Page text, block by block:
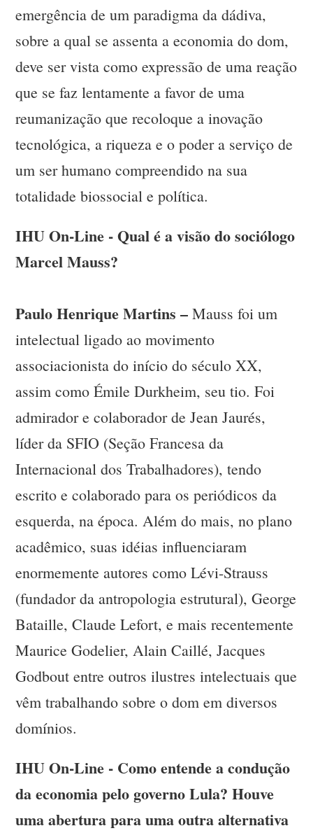
emergência de um paradigma da dádiva,
sobre a qual se assenta a economia do dom,
deve ser vista como expressão de uma reação
que se faz lentamente a favor de uma
reumanização que recoloque a inovação
tecnológica, a riqueza e o poder a serviço de
um ser humano compreendido na sua
totalidade biossocial e política.
IHU On-Line - Qual é a visão do sociólogo
Marcel Mauss?
Paulo Henrique Martins – Mauss foi um
intelectual ligado ao movimento
associacionista do início do século XX,
assim como Émile Durkheim, seu tio. Foi
admirador e colaborador de Jean Jaurés,
líder da SFIO (Seção Francesa da
Internacional dos Trabalhadores), tendo
escrito e colaborado para os periódicos da
esquerda, na época. Além do mais, no plano
acadêmico, suas idéias influenciaram
enormemente autores como Lévi-Strauss
(fundador da antropologia estrutural), George
Bataille, Claude Lefort, e mais recentemente
Maurice Godelier, Alain Caillé, Jacques
Godbout entre outros ilustres intelectuais que
vêm trabalhando sobre o dom em diversos
domínios.
IHU On-Line - Como entende a condução
da economia pelo governo Lula? Houve
uma abertura para uma outra alternativa